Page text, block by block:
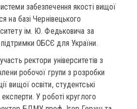
забезпечення якості вищої
на базі Чернівецького
ім. Ю. Федьковича за
ОБСЄ для України.
ректори університетів з
робочої групи з розробки
вищої освіти, студентські
експерти. У роботі круглого